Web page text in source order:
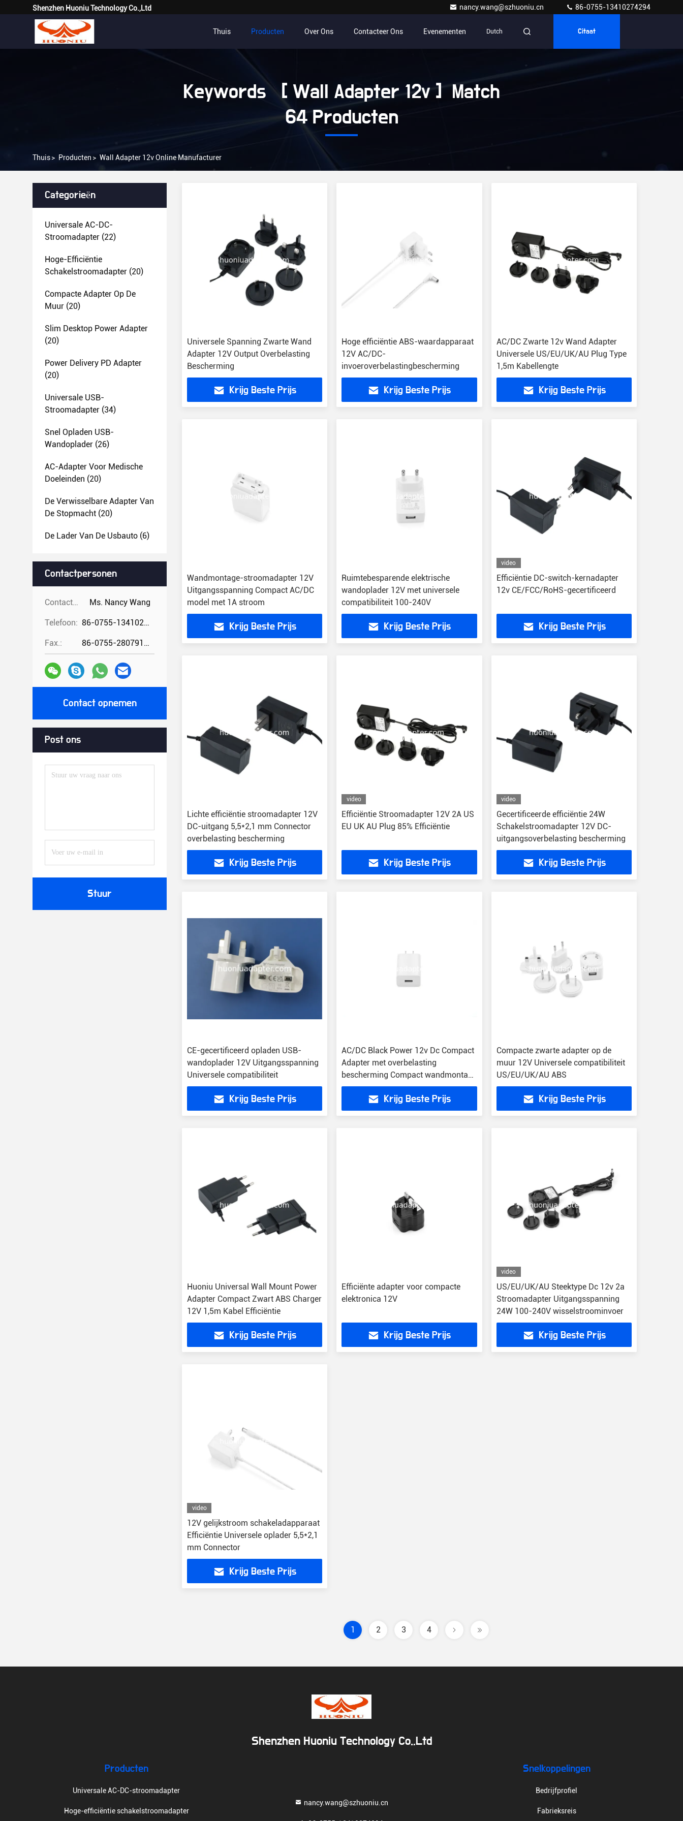
Shenzhen Huoniu Technology Co.,Ltd nancy.wang@szhuoniu.cn 86-0755-13410274294
Thuis Producten Over Ons Contacteer Ons Evenementen Dutch Citaat
Keywords [ Wall Adapter 12v ] Match
64 Producten
Thuis> Producten > Wall Adapter 12v Online Manufacturer
Categorieën
Universale AC-DC-
Stroomadapter (22)
Hoge-Efficiëntie
Schakelstroomadapter (20)
Compacte Adapter Op De
Muur (20)
Slim Desktop Power Adapter
(20)
Power Delivery PD Adapter
(20)
Universale USB-
Stroomadapter (34)
Snel Opladen USB-
Wandoplader (26)
AC-Adapter Voor Medische
Doeleinden (20)
De Verwisselbare Adapter Van
De Stopmacht (20)
De Lader Van De Usbauto (6)
Contactpersonen
Contactpersonen: Ms. Nancy Wang
Telefoon: 86-0755-13410274294
Fax.: 86-0755-28079166
Contact opnemen
Post ons
Stuur
Universele Spanning Zwarte Wand
Adapter 12V Output Overbelasting
Bescherming
Krijg Beste Prijs
Hoge efficiëntie ABS-waardapparaat
12V AC/DC-
invoeroverbelastingbescherming
Krijg Beste Prijs
AC/DC Zwarte 12v Wand Adapter
Universele US/EU/UK/AU Plug Type
1,5m Kabellengte
Krijg Beste Prijs
Wandmontage-stroomadapter 12V
Uitgangsspanning Compact AC/DC
model met 1A stroom
Krijg Beste Prijs
Ruimtebesparende elektrische
wandoplader 12V met universele
compatibiliteit 100-240V
Krijg Beste Prijs
video
Efficiëntie DC-switch-kernadapter
12v CE/FCC/RoHS-gecertificeerd
Krijg Beste Prijs
Lichte efficiëntie stroomadapter 12V
DC-uitgang 5,5*2,1 mm Connector
overbelasting bescherming
Krijg Beste Prijs
video
Efficiëntie Stroomadapter 12V 2A US
EU UK AU Plug 85% Efficiëntie
Krijg Beste Prijs
video
Gecertificeerde efficiëntie 24W
Schakelstroomadapter 12V DC-
uitgangsoverbelasting bescherming
Krijg Beste Prijs
CE-gecertificeerd opladen USB-
wandoplader 12V Uitgangsspanning
Universele compatibiliteit
Krijg Beste Prijs
AC/DC Black Power 12v Dc Compact
Adapter met overbelasting
bescherming Compact wandmontage
1A
Krijg Beste Prijs
Compacte zwarte adapter op de
muur 12V Universele compatibiliteit
US/EU/UK/AU ABS
Krijg Beste Prijs
Huoniu Universal Wall Mount Power
Adapter Compact Zwart ABS Charger
12V 1,5m Kabel Efficiëntie
Krijg Beste Prijs
Efficiënte adapter voor compacte
elektronica 12V
Krijg Beste Prijs
video
US/EU/UK/AU Steektype Dc 12v 2a
Stroomadapter Uitgangsspanning
24W 100-240V wisselstroominvoer
Krijg Beste Prijs
video
12V gelijkstroom schakeladapparaat
Efficiëntie Universele oplader 5,5*2,1
mm Connector
Krijg Beste Prijs
1 2 3 4
Shenzhen Huoniu Technology Co.,Ltd
Producten
Universale AC-DC-stroomadapter
Hoge-efficiëntie schakelstroomadapter
nancy.wang@szhuoniu.cn
Snelkoppelingen
Bedrijfprofiel
Fabrieksreis